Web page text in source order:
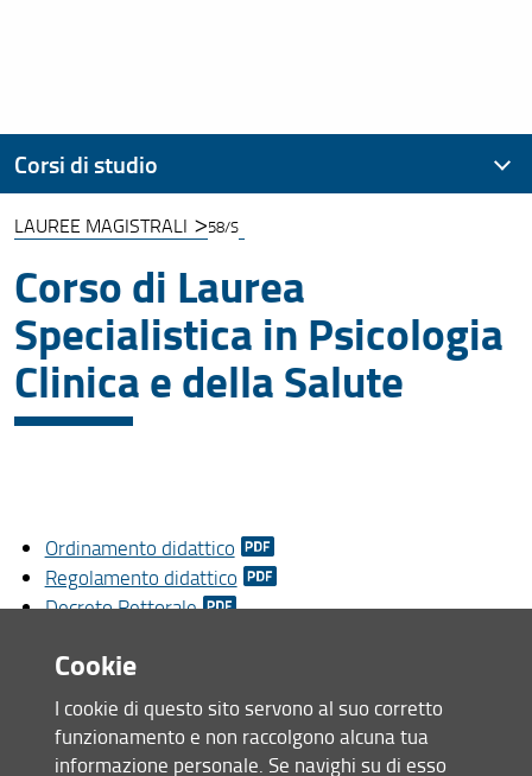
LAUREE MAGISTRALI 58/S
Corso di Laurea
Specialistica in Psicologia
Clinica e della Salute
Ordinamento didattico
Regolamento didattico
Decreto Rettorale
Caratteristiche e sbocchi professionali
Insegnamenti (storico)
Piani di studio
Corsi di studio
Laurea Triennale
Lauree Magistrali
Cookie
I cookie di questo sito servono al suo corretto
funzionamento e non raccolgono alcuna tua
informazione personale. Se navighi su di esso